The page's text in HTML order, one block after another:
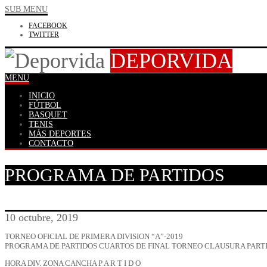
SUB MENU
FACEBOOK
TWITTER
DEPORVIDA
MENU
INICIO
FÚTBOL
BASQUET
TENIS
MÁS DEPORTES
CONTACTO
PROGRAMA DE PARTIDOS
10 octubre, 2019
TORNEO OFICIAL DE PRIMERA DIVISION “A”-2019
PROGRAMA DE PARTIDOS CUARTOS DE FINAL TORNEO CLAUSURA
HORA DIV. ZONA CANCHA P A R T I D O